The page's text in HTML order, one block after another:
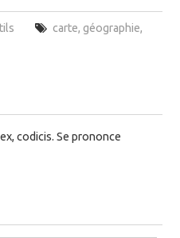
carte, géographie,
codicis. Se prononce